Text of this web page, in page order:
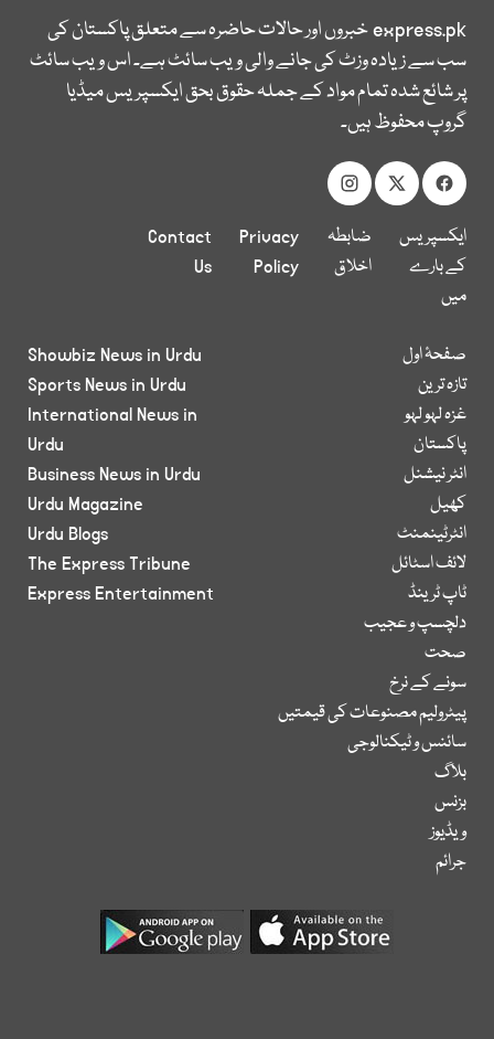
express.pkخبروں اور حالات حاضرہ سے متعلق پاکستان کی
سب سے زیادہ وزٹ کی جانے والی ویب سائٹ ہے۔ اس ویب سائٹ
پر شائع شدہ تمام مواد کے جملہ حقوق بحق ایکسپریس میڈیا
گروپ محفوظ ہیں۔
ایکسپریس
کے بارے
میں
ضابطہ
اخلاق
Privacy
Policy
Contact
Us
صفحۂ اول
تازہ ترین
غزہ لہو لہو
پاکستان
انٹر نیشنل
کھیل
انٹرٹینمنٹ
لائف اسٹائل
ٹاپ ٹرینڈ
دلچسپ و عجیب
صحت
سونے کے نرخ
پیٹرولیم مصنوعات کی قیمتیں
سائنس و ٹیکنالوجی
بلاگ
بزنس
ویڈیوز
جرائم
Showbiz News in Urdu
Sports News in Urdu
International News in
Urdu
Business News in Urdu
Urdu Magazine
Urdu Blogs
The Express Tribune
Express Entertainment